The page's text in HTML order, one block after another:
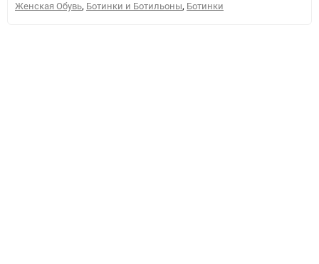
Женская Обувь, Ботинки и Ботильоны, Ботинки